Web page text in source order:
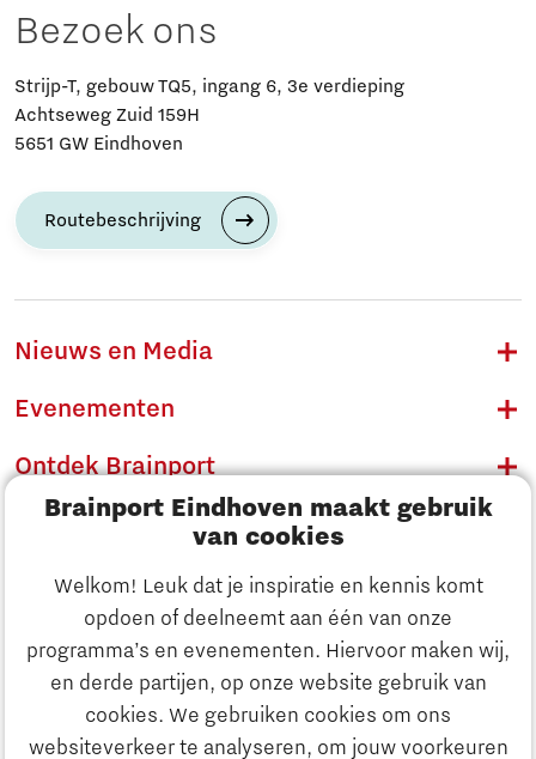
Brainport Eindhoven maakt gebruik
van cookies
Welkom! Leuk dat je inspiratie en kennis komt
opdoen of deelneemt aan één van onze
programma’s en evenementen. Hiervoor maken wij,
en derde partijen, op onze website gebruik van
cookies. We gebruiken cookies om ons
websiteverkeer te analyseren, om jouw voorkeuren
Ontdek Brainport
Innovatie
Bezoek ons
Strijp-T, gebouw TQ5, ingang 6, 3e verdieping
Achtseweg Zuid 159H
5651 GW Eindhoven
Routebeschrijving
Nieuws en Media
Evenementen
Ontdek Brainport
Innovatie
Ondernemen
Onderwijs
Maatschappelijk